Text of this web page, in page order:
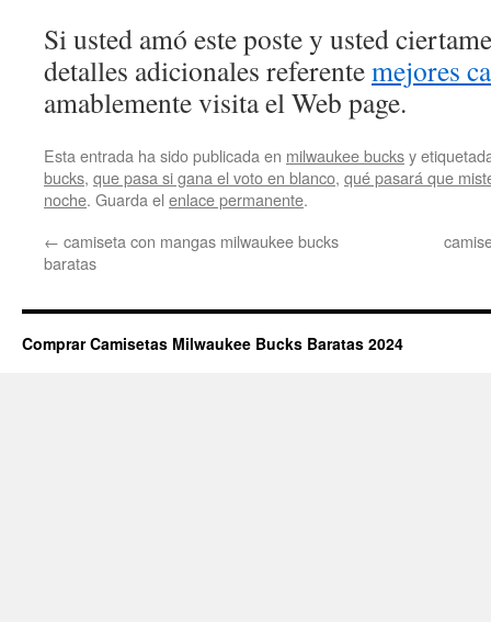
Si usted amó este poste y usted
detalles adicionales referentemejores
amablemente visita el Web page.
Esta entrada ha sido publicada en milwaukee bucksy
bucks, que pasa si gana el voto en blanco, qué pasará que
noche. Guarda el enlace permanente.
← camiseta con mangas milwaukee bucks
baratas
Comprar Camisetas Milwaukee Bucks Baratas 2024